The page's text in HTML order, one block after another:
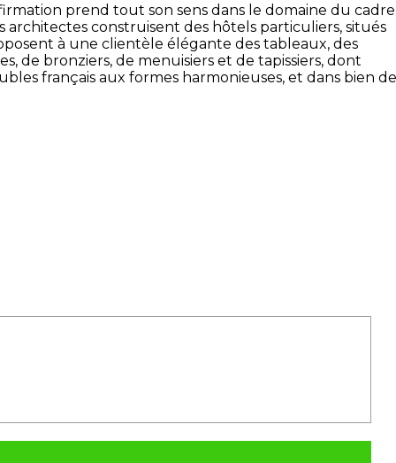
prend tout son sens dans le domaine du cadre
architectes construisent des hôtels particuliers, situés
à une clientèle élégante des tableaux, des
de bronziers, de menuisiers et de tapissiers, dont
français aux formes harmonieuses, et dans bien